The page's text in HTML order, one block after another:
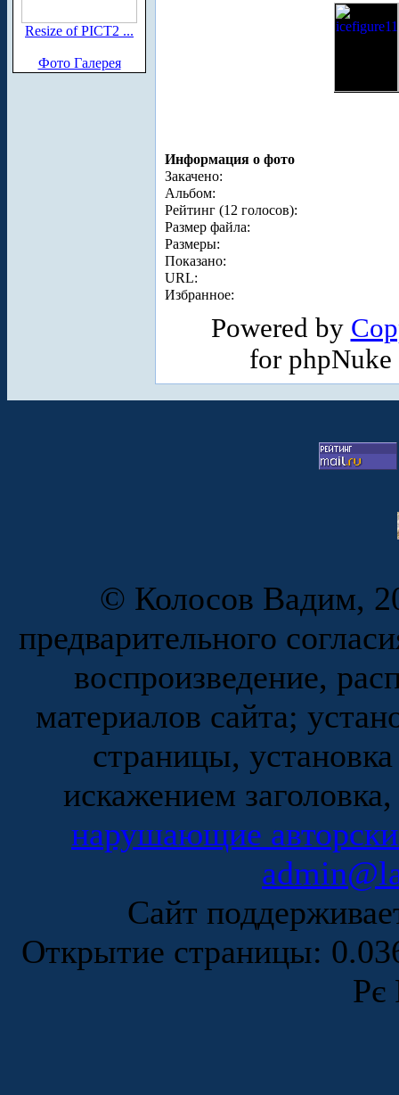
Resize of PICT2 ...
Фото Галерея
Информация о фото
Закачено:
Альбом:
Рейтинг (12 голосов):
Размер файла:
Размеры:
Показано:
URL:
Избранное:
Powered by
for
© Колосов Вадим,
предварительного
воспроизведение,
материалов сайта;
страницы,
искажением
нарушающие
Сайт
Открытие страницы:
Рє